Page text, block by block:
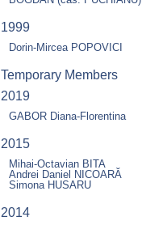
1999
Dorin-Mircea POPOVICI
Temporary Members
2019
GABOR Diana-Florentina
2015
Mihai-Octavian BITA
Andrei Daniel NICOARĂ
Simona HUSARU
2014